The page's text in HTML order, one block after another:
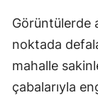
Görüntülerde
noktada
mahalle
çabalarıyla